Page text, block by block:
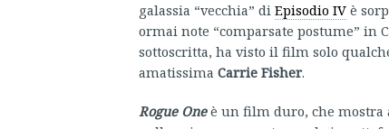
galassia “vecchia” di Episodio IVè
ormai note “comparsate postume” in
sottoscritta, ha visto il film solo
amatissima Carrie Fisher.
Rogue Oneè un film duro, che mostra